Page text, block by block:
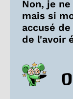
Non, je
mais si
accusé
de l'avoir
0